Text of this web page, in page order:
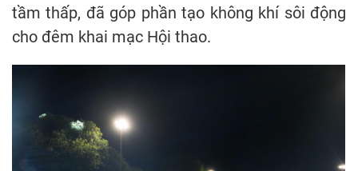
tầm thấp, đã góp phần tạo không khí sôi động
cho đêm khai mạc Hội thao.